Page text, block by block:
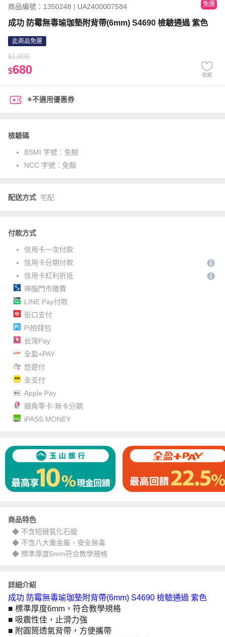
商品編號：1350248 | UA2400007584 免運
成功 防霉無毒瑜珈墊附背帶(6mm) S4690 檢驗通過 紫色
此商品免運
$1,000
$680 收藏
※不適用優惠券
檢驗碼
BSMI 字號： 免驗
NCC 字號： 免驗
配送方式 宅配
付款方式
信用卡一次付款
信用卡分期付款
信用卡紅利折抵
神腦門市繳費
LINE Pay付款
街口支付
Pi拍錢包
台灣Pay
全盈+PAY
悠遊付
全支付
Apple Pay
銀角零卡-無卡分期
iPASS MONEY
商品特色
◆ 不含短鏈氯化石蠟
◆ 不含八大重金屬，安全無毒
◆ 標準厚度6mm符合教學規格
詳細介紹
成功 防霉無毒瑜珈墊附背帶(6mm) S4690 檢驗通過 紫色
■ 標準厚度6mm，符合教學規格
■ 吸震性佳，止滑力強
■ 附圓筒透氣背帶，方便攜帶